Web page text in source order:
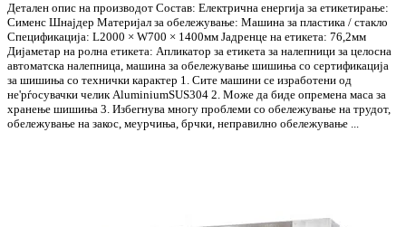
Детален опис на производот Состав: Електрична енергија за етикетирање:
Сименс Шнајдер Материјал за обележување: Машина за пластика / стакло
Спецификација: L2000 × W700 × 1400мм Јадренце на етикета: 76,2мм
Дијаметар на ролна етикета: Апликатор за етикета за налепници за целосна
автоматска налепница, машина за обележување шишиња со сертификација
за шишиња со технички карактер 1. Сите машини се изработени од
не'рѓосувачки челик AluminiumSUS304 2. Може да биде опремена маса за
хранење шишиња 3. Избегнува многу проблеми со обележување на трудот,
обележување на закос, меурчиња, брчки, неправилно обележување ...